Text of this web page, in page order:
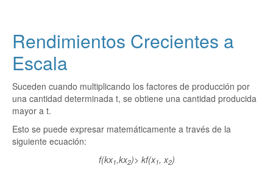
Rendimientos Crecientes a
Escala
Suceden cuando multiplicando los factores de producción por
una cantidad determinada t, se obtiene una cantidad producida
mayor a t.
Esto se puede expresar matemáticamente a través de la
siguiente ecuación:
f(kx1,kx2)> kf(x1, x2)